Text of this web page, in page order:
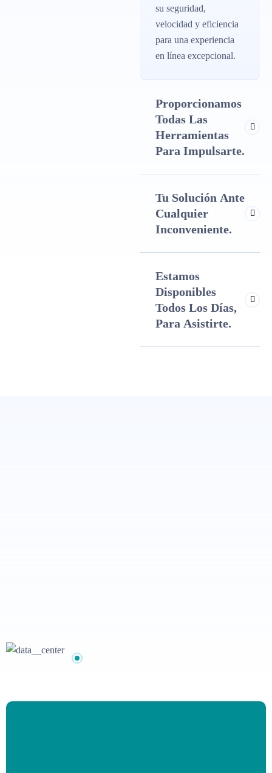
su seguridad,
velocidad y eficiencia
para una experiencia
en línea excepcional.
Proporcionamos
Todas Las
Herramientas
Para Impulsarte.
Tu Solución Ante
Cualquier
Inconveniente.
Estamos
Disponibles
Todos Los Días,
Para Asistirte.